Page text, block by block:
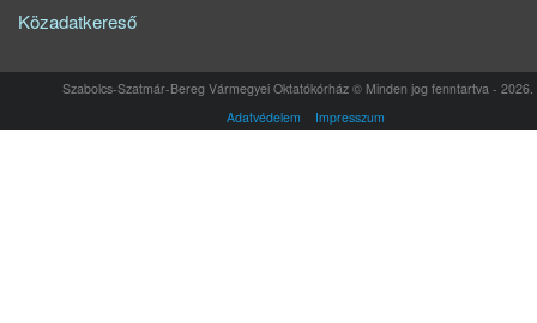
Közadatkereső
Szabolcs-Szatmár-Bereg Vármegyei Oktatókórház © Minden jog fenntartva - 2026.
Adatvédelem
Impresszum